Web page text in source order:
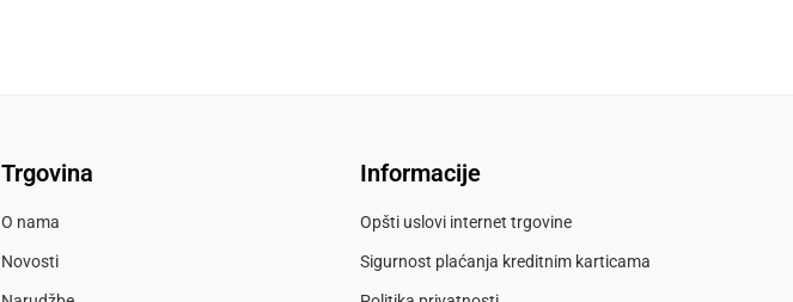
Trgovina
O nama
Novosti
Informacije
Opšti uslovi internet trgovine
Sigurnost plaćanja kreditnim karticama